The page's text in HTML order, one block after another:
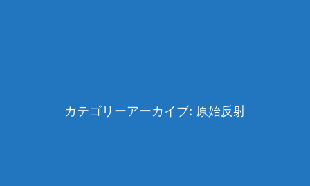
カテゴリーアーカイブ: 原始反射